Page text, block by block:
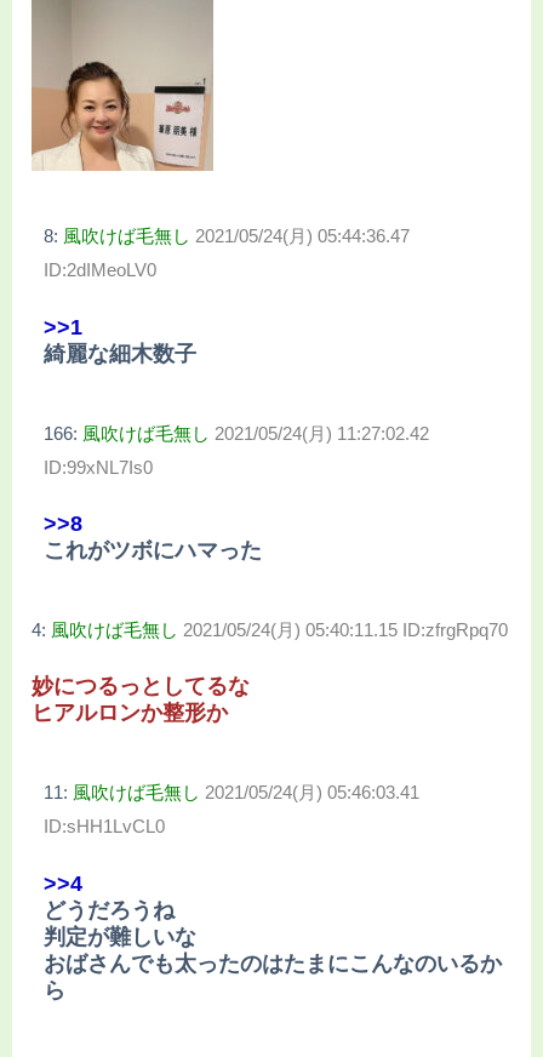
8: 風吹けば毛無し 2021/05/24(月) 05:44:36.47
ID:2dIMeoLV0
>>1
綺麗な細木数子
166: 風吹けば毛無し 2021/05/24(月) 11:27:02.42
ID:99xNL7Is0
>>8
これがツボにハマった
4: 風吹けば毛無し 2021/05/24(月) 05:40:11.15 ID:zfrgRpq70
妙につるっとしてるな
ヒアルロンか整形か
11: 風吹けば毛無し 2021/05/24(月) 05:46:03.41
ID:sHH1LvCL0
>>4
どうだろうね
判定が難しいな
おばさんでも太ったのはたまにこんなのいるか
ら